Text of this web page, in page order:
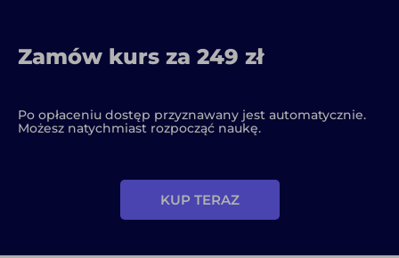
Zamów kurs za 249 zł
Po opłaceniu dostęp przyznawany jest automatycznie.
Możesz natychmiast rozpocząć naukę.
KUP TERAZ